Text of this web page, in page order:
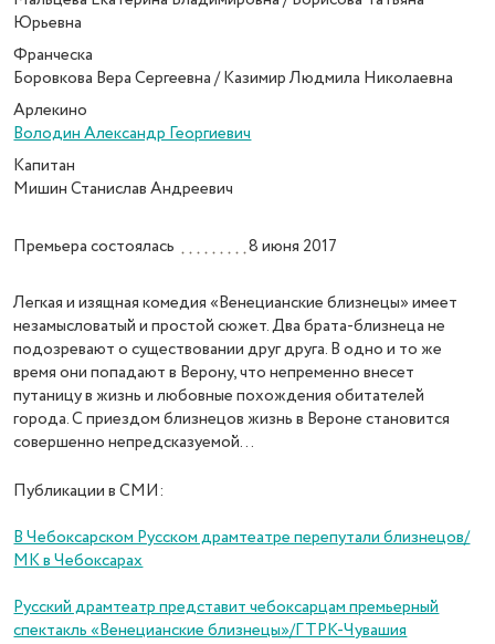
Юрьевна
Франческа
Боровкова Вера Сергеевна / Казимир Людмила Николаевна
Арлекино
Володин Александр Георгиевич
Капитан
Мишин Станислав Андреевич
Премьера состоялась 8 июня 2017
Легкая и изящная комедия «Венецианские близнецы» имеет
незамысловатый и простой сюжет. Два брата-близнеца не
подозревают о существовании друг друга. В одно и то же
время они попадают в Верону, что непременно внесет
путаницу в жизнь и любовные похождения обитателей
города. С приездом близнецов жизнь в Вероне становится
совершенно непредсказуемой...
Публикации в СМИ:
В Чебоксарском Русском драмтеатре перепутали близнецов/
МК в Чебоксарах
Русский драмтеатр представит чебоксарцам премьерный
спектакль «Венецианские близнецы»/ГТРК-Чувашия